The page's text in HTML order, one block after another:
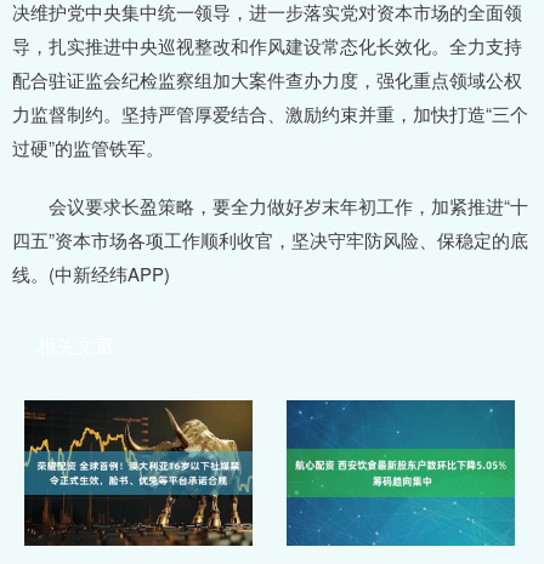
决维护党中央集中统一领导，进一步落实党对资本市场的全面领
导，扎实推进中央巡视整改和作风建设常态化长效化。全力支持
配合驻证监会纪检监察组加大案件查办力度，强化重点领域公权
力监督制约。坚持严管厚爱结合、激励约束并重，加快打造“三个
过硬”的监管铁军。
会议要求长盈策略，要全力做好岁末年初工作，加紧推进“十
四五”资本市场各项工作顺利收官，坚决守牢防风险、保稳定的底
线。(中新经纬APP)